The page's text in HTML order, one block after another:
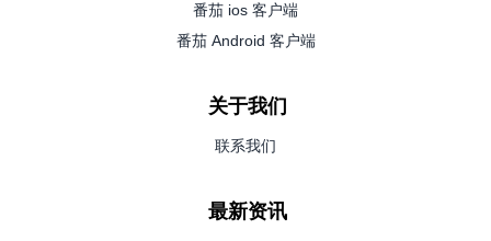
番茄 ios 客户端
番茄 Android 客户端
关于我们
联系我们
最新资讯